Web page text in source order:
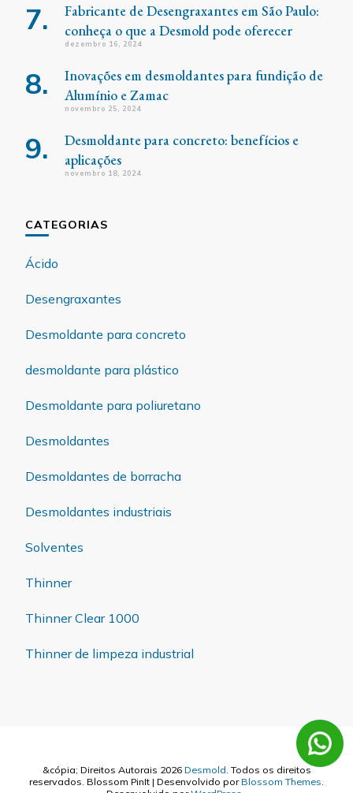
Fabricante de Desengraxantes em São Paulo:
conheça o que a Desmold pode oferecer
dezembro 16, 2024
Inovações em desmoldantes para fundição de
Alumínio e Zamac
novembro 25, 2024
Desmoldante para concreto: benefícios e
aplicações
novembro 18, 2024
CATEGORIAS
Ácido
Desengraxantes
Desmoldante para concreto
desmoldante para plástico
Desmoldante para poliuretano
Desmoldantes
Desmoldantes de borracha
Desmoldantes industriais
Solventes
Thinner
Thinner Clear 1000
Thinner de limpeza industrial
&cópia; Direitos Autorais 2026Desmold . Todos os direitos
reservados. Blossom PinIt | Desenvolvido porBlossom Themes